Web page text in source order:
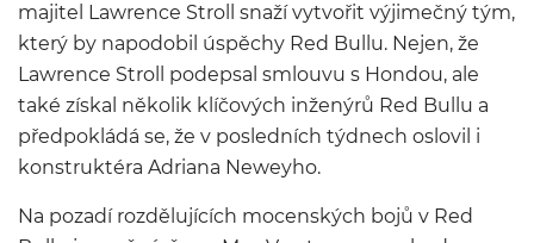
majitel Lawrence Stroll snažívytvořit výjimečný tým,
který by napodobil úspěchy Red Bullu. Nejen, že
Lawrence Stroll
podepsal smlouvu s Hondou, ale
také získal několik klíčových inženýrů Red Bullu a
předpokládá se, že v posledních týdnech oslovil i
konstruktéra Adriana Neweyho.
Na pozadí rozdělujících mocenských bojů v Red